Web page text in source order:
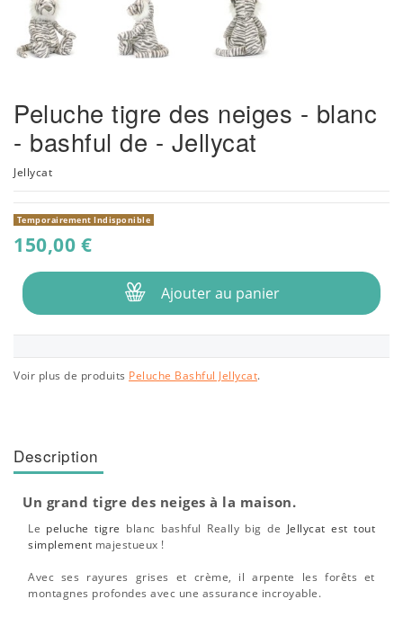
Peluche tigre des neiges - blanc
- bashful de - Jellycat
Jellycat
Temporairement Indisponible
150,00 €
Ajouter au panier
Voir plus de produits Peluche Bashful Jellycat.
Description
Un grand tigre des neiges à la maison.
Le peluche tigre blanc bashful Really big de Jellycat est tout
simplement majestueux !
Avec ses rayures grises et crème, il arpente les forêts et
montagnes profondes avec une assurance incroyable.